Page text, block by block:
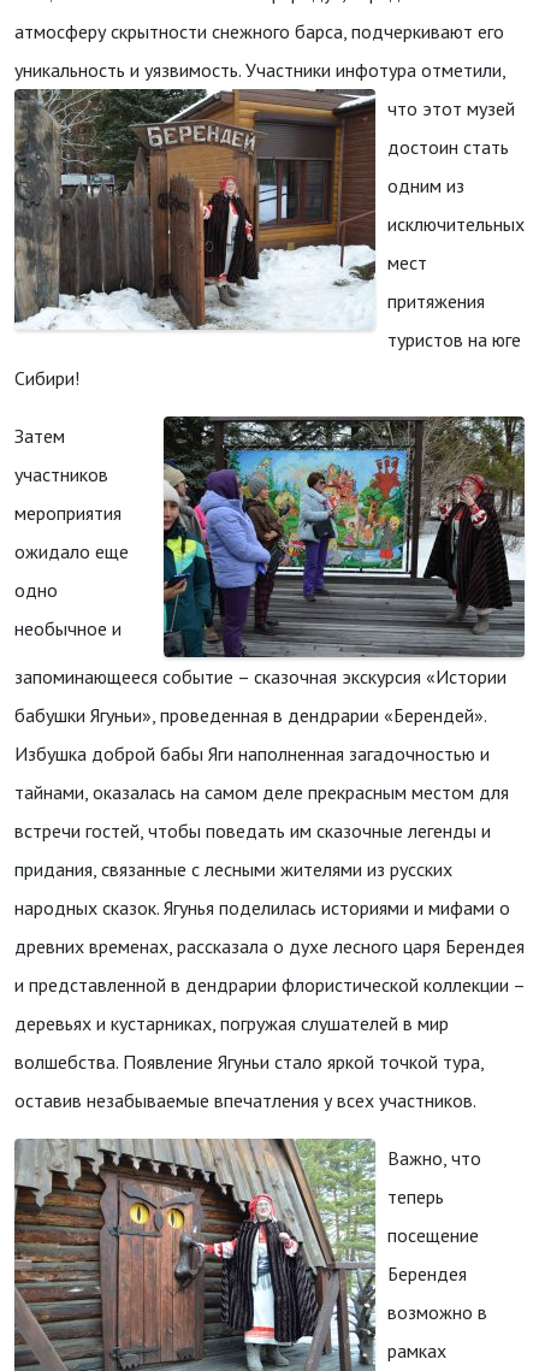
атмосферу скрытности снежного барса, подчеркивают его
уникальность и уязвимость. Участники инфотура отметили,
что этот музей
достоин стать
одним из
исключительных
мест
притяжения
туристов на юге
Сибири!
Затем
участников
мероприятия
ожидало еще
одно
необычное и
запоминающееся событие – сказочная экскурсия «Истории
бабушки Ягуньи», проведенная в дендрарии «Берендей».
Избушка доброй бабы Яги наполненная загадочностью и
тайнами, оказалась на самом деле прекрасным местом для
встречи гостей, чтобы поведать им сказочные легенды и
придания, связанные с лесными жителями из русских
народных сказок. Ягунья поделилась историями и мифами о
древних временах, рассказала о духе лесного царя Берендея
и представленной в дендрарии флористической коллекции –
деревьях и кустарниках, погружая слушателей в мир
волшебства. Появление Ягуньи стало яркой точкой тура,
оставив незабываемые впечатления у всех участников.
Важно, что
теперь
посещение
Берендея
возможно в
рамках